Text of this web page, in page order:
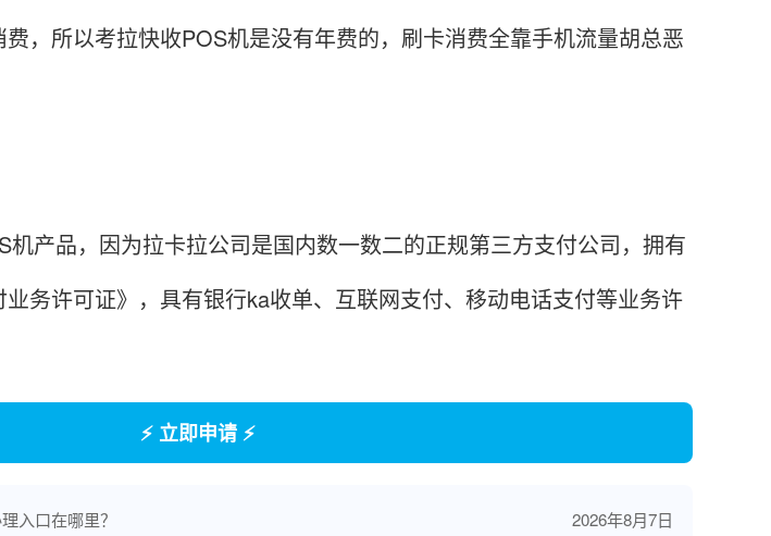
，所以考拉快收POS机是没有年费的，刷卡消费全靠手机流量胡总恶
产品，因为拉卡拉公司是国内数一数二的正规第三方支付公司，拥有
务许可证》，具有银行ka收单、互联网支付、移动电话支付等业务许
⚡ 立即申请 ⚡
入口在哪里？ 2026年8月7日